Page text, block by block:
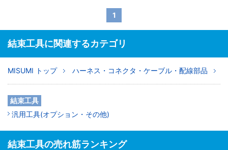
1
結束工具に関連するカテゴリ
MISUMI トップ ハーネス・コネクタ・ケーブル・配線部品
結束工具
汎用工具(オプション・その他)
結束工具の売れ筋ランキング